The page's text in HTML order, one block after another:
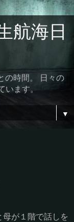
航海日
の時間。 日々の
います。
▼
が１階で話しを